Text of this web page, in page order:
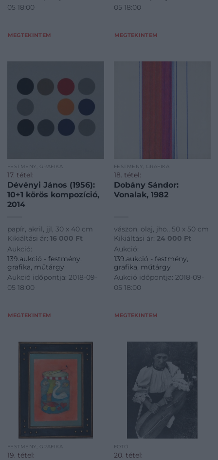
05 18:00
MEGTEKINTEM
05 18:00
MEGTEKINTEM
FESTMÉNY, GRAFIKA
17. tétel:
Dévényi János (1956):
10+1 körös kompozíció,
2014
papír, akril, jjl, 30 x 40 cm
Kikiáltási ár: 16 000 Ft
Aukció:
139.aukció - festmény,
grafika, műtárgy
Aukció időpontja: 2018-09-
05 18:00
MEGTEKINTEM
FESTMÉNY, GRAFIKA
18. tétel:
Dobány Sándor:
Vonalak, 1982
vászon, olaj, jho., 50 x 50 cm
Kikiáltási ár: 24 000 Ft
Aukció:
139.aukció - festmény,
grafika, műtárgy
Aukció időpontja: 2018-09-
05 18:00
MEGTEKINTEM
FESTMÉNY, GRAFIKA
19. tétel:
FOTÓ
20. tétel: